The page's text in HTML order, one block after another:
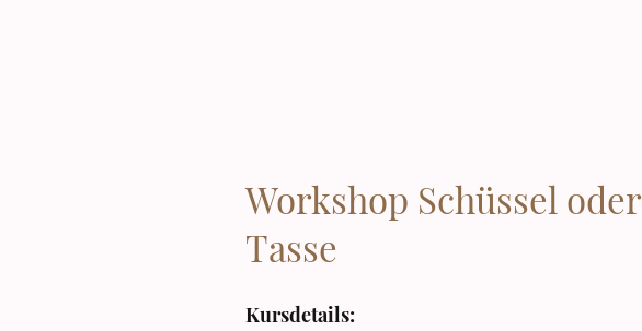
Workshop Schüssel oder
Tasse
Kursdetails: